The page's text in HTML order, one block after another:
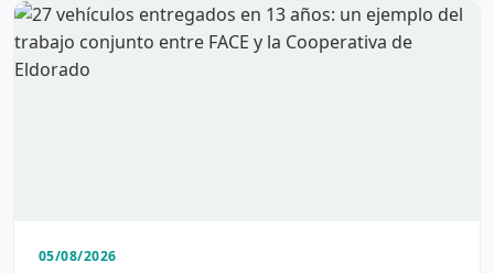
05/08/2026